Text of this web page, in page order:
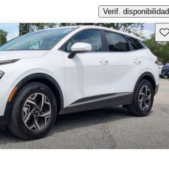
Verif. disponibilidad